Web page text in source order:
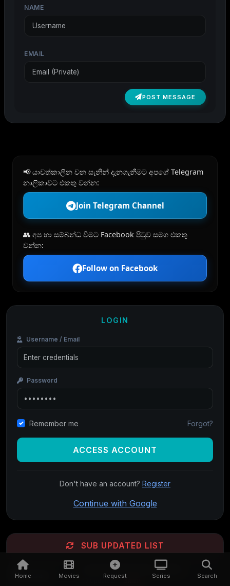
NAME
EMAIL
POST MESSAGE
📢 යාවත්කාලීන වන සැනින් දැනගැනීමට අපගේ Telegram
නාලිකාවට එකතු වන්න:
Join Telegram Channel
👥 අප හා සම්බන්ධ වීමට Facebook පිටුව සමග එකතු
වන්න:
Follow on Facebook
LOGIN
Username / Email
Password
Remember me Forgot?
ACCESS ACCOUNT
Don't have an account? Register
Continue with Google
SUB UPDATED LIST
Icefall (2025) Sinhala Subtitle
Updated:
Home Movies Request Series Search